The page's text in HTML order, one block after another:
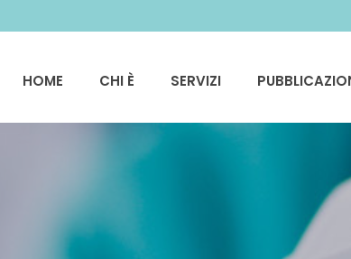
HOME CHI È SERVIZI